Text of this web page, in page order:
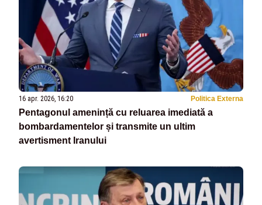
16 apr. 2026, 16:20 Politica Externa
Pentagonul amenință cu reluarea imediată a
bombardamentelor și transmite un ultim
avertisment Iranului